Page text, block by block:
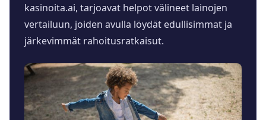
kasinoita.ai, tarjoavat helpot välineet lainojen
vertailuun, joiden avulla löydät edullisimmat ja
järkevimmät rahoitusratkaisut.